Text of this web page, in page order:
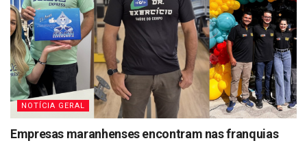
NOTÍCIA GERAL
Empresas maranhenses encontram nas franquias